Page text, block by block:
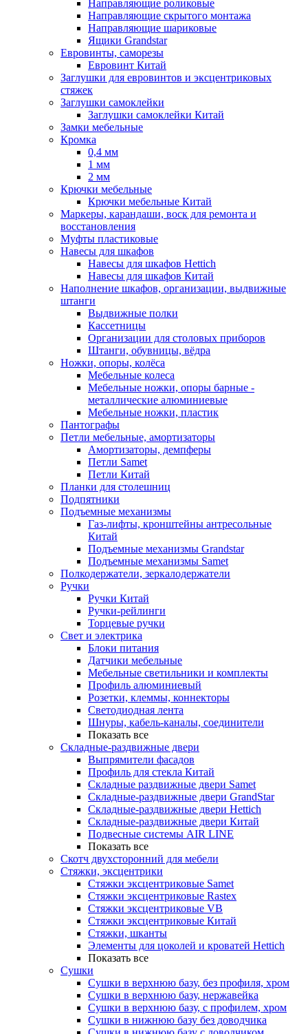
Направляющие роликовые
Направляющие скрытого монтажа
Направляющие шариковые
Ящики Grandstar
Евровинты, саморезы
Евровинт Китай
Заглушки для евровинтов и эксцентриковых
стяжек
Заглушки самоклейки
Заглушки самоклейки Китай
Замки мебельные
Кромка
0,4 мм
1 мм
2 мм
Крючки мебельные
Крючки мебельные Китай
Маркеры, карандаши, воск для ремонта и
восстановления
Муфты пластиковые
Навесы для шкафов
Навесы для шкафов Hettich
Навесы для шкафов Китай
Наполнение шкафов, организации, выдвижные
штанги
Выдвижные полки
Кассетницы
Организации для столовых приборов
Штанги, обувницы, вёдра
Ножки, опоры, колёса
Мебельные колеса
Мебельные ножки, опоры барные -
металлические алюминиевые
Мебельные ножки, пластик
Пантографы
Петли мебельные, амортизаторы
Амортизаторы, демпферы
Петли Samet
Петли Китай
Планки для столешниц
Подпятники
Подъемные механизмы
Газ-лифты, кронштейны антресольные
Китай
Подъемные механизмы Grandstar
Подъемные механизмы Samet
Полкодержатели, зеркалодержатели
Ручки
Ручки Китай
Ручки-рейлинги
Торцевые ручки
Свет и электрика
Блоки питания
Датчики мебельные
Мебельные светильники и комплекты
Профиль алюминиевый
Розетки, клеммы, коннекторы
Светодиодная лента
Шнуры, кабель-каналы, соединители
Показать все
Складные-раздвижные двери
Выпрямители фасадов
Профиль для стекла Китай
Складные раздвижные двери Samet
Складные-раздвижные двери GrandStar
Складные-раздвижные двери Hettich
Складные-раздвижные двери Китай
Подвесные системы AIR LINE
Показать все
Скотч двухсторонний для мебели
Стяжки, эксцентрики
Cтяжки эксцентриковые Samet
Стяжки эксцентриковые Rastex
Стяжки эксцентриковые VB
Стяжки эксцентриковые Китай
Стяжки, шканты
Элементы для цоколей и кроватей Hettich
Показать все
Сушки
Сушки в верхнюю базу, без профиля, хром
Сушки в верхнюю базу, нержавейка
Сушки в верхнюю базу, с профилем, хром
Сушки в нижнюю базу без доводчика